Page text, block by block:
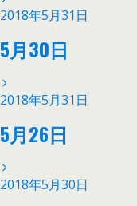
2018年5月31日
5月30日
2018年5月31日
5月26日
2018年5月30日